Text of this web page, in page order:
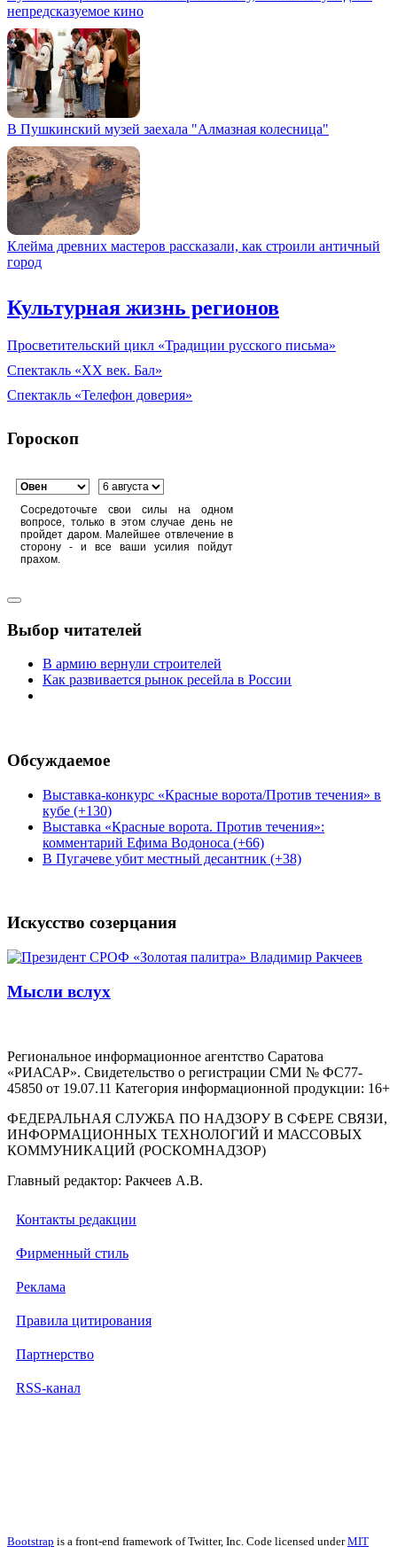
непредсказуемое кино
В Пушкинский музей заехала "Алмазная колесница"
Клейма древних мастеров рассказали, как строили античный
город
Культурная жизнь регионов
Просветительский цикл «Традиции русского письма»
Спектакль «XX век. Бал»
Спектакль «Телефон доверия»
Гороскоп
Сосредоточьте свои силы на одном
вопросе, только в этом случае день не
пройдет даром. Малейшее отвлечение в
сторону - и все ваши усилия пойдут
прахом.
Выбор читателей
В армию вернули строителей
Как развивается рынок ресейла в России
Обсуждаемое
Выставка-конкурс «Красные ворота/Против течения» в
кубе (+130)
Выставка «Красные ворота. Против течения»:
комментарий Ефима Водоноса (+66)
В Пугачеве убит местный десантник (+38)
Искусство созерцания
Мысли вслух
Региональное информационное агентство Саратова
«РИАСАР». Свидетельство о регистрации СМИ № ФС77-
45850 от 19.07.11 Категория информационной продукции: 16+
ФЕДЕРАЛЬНАЯ СЛУЖБА ПО НАДЗОРУ В СФЕРЕ СВЯЗИ,
ИНФОРМАЦИОННЫХ ТЕХНОЛОГИЙ И МАССОВЫХ
КОММУНИКАЦИЙ (РОСКОМНАДЗОР)
Главный редактор: Ракчеев А.В.
Контакты редакции
Фирменный стиль
Реклама
Правила цитирования
Партнерство
RSS-канал
Bootstrap is a front-end framework of Twitter, Inc. Code licensed underMIT